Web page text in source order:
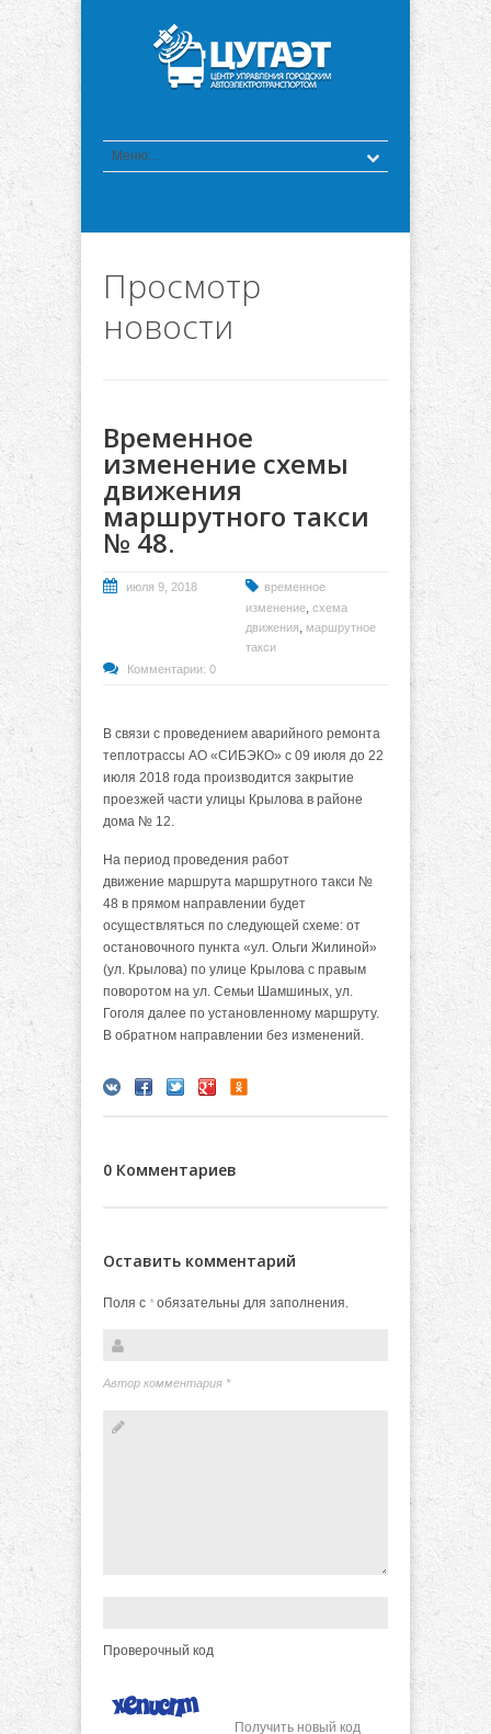
Просмотр
новости
Временное
изменение схемы
движения
маршрутного такси
№ 48.
июля 9, 2018
временное
изменение, схема
движения, маршрутное
такси
Комментарии: 0
В связи с проведением аварийного ремонта
теплотрассы АО «СИБЭКО» с 09 июля до 22
июля 2018 года производится закрытие
проезжей части улицы Крылова в районе
дома № 12.
На период проведения работ
движение маршрута маршрутного такси №
48 в прямом направлении будет
осуществляться по следующей схеме: от
остановочного пункта «ул. Ольги Жилиной»
(ул. Крылова) по улице Крылова с правым
поворотом на ул. Семьи Шамшиных, ул.
Гоголя далее по установленному маршруту.
В обратном направлении без изменений.
0 Комментариев
Оставить комментарий
Поля с *обязательны для заполнения.
Автор комментария *
Проверочный код
Получить новый код